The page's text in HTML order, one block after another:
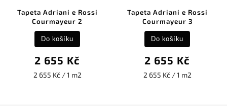
Tapeta Adriani e Rossi
Courmayeur 2
2 655 Kč
2 655 Kč / 1 m2
Do košíku
Tapeta Adriani e Rossi
Courmayeur 3
2 655 Kč
2 655 Kč / 1 m2
Do košíku